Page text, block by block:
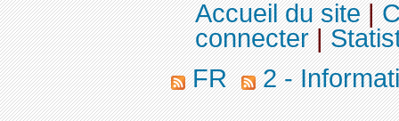
Accueil du site|
connecter|
FR
2 -